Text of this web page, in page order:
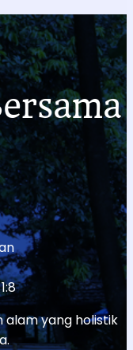
alam yang holistik